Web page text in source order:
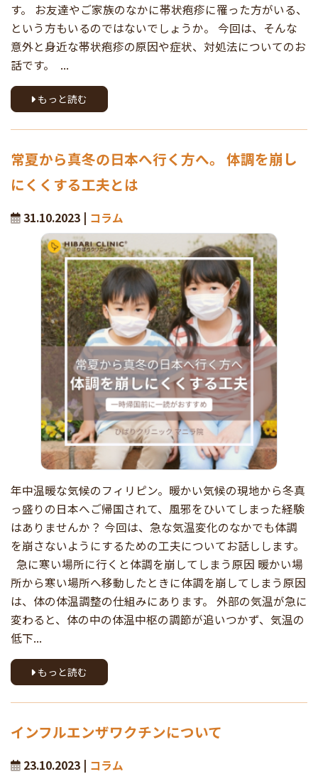
す。 お友達やご家族のなかに帯状疱疹に罹った方がいる、
という方もいるのではないでしょうか。 今回は、そんな
意外と身近な帯状疱疹の原因や症状、対処法についてのお
話です。 ...
もっと読む
常夏から真冬の日本へ行く方へ。 体調を崩し
にくくする工夫とは
31.10.2023 | コラム
年中温暖な気候のフィリピン。暖かい気候の現地から冬真
っ盛りの日本へご帰国されて、風邪をひいてしまった経験
はありませんか？ 今回は、急な気温変化のなかでも体調
を崩さないようにするための工夫についてお話しします。
急に寒い場所に行くと体調を崩してしまう原因 暖かい場
所から寒い場所へ移動したときに体調を崩してしまう原因
は、体の体温調整の仕組みにあります。 外部の気温が急に
変わると、体の中の体温中枢の調節が追いつかず、気温の
低下...
もっと読む
インフルエンザワクチンについて
23.10.2023 | コラム